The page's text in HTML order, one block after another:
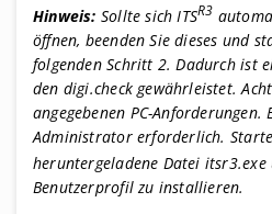
Hinweis: Sollte sich ITSR3
öffnen, beenden Sie dieses und
folgenden Schritt 2. Dadurch ist
den digi.check gewährleistet.
angegebenen PC-
Administrator erforderlich.
heruntergeladene Datei itsr3.exe
Benutzerprofil zu installieren.